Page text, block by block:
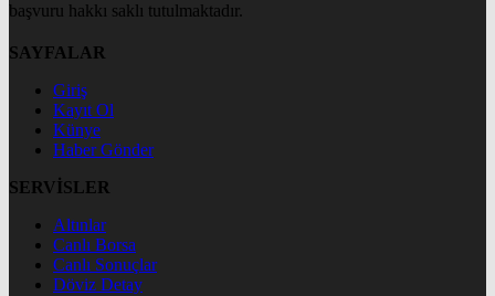
başvuru hakkı saklı tutulmaktadır.
SAYFALAR
Giriş
Kayıt Ol
Künye
Haber Gönder
SERVİSLER
Altınlar
Canlı Borsa
Canlı Sonuçlar
Döviz Detay